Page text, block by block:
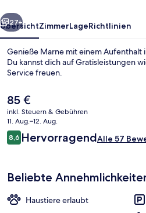
Weiter
27+
ÜbersichtZimmerLageRichtlinien
Genieße Marne mit einem Aufenthalt
Du kannst dich auf Gratisleistungen
Service freuen.
Der
aktuelle
Preis
beträgt
85 €.
85 €
inkl. Steuern & Gebühren
11. Aug.–12. Aug.
Bewertungen
8,68,6 von 10.
HervorragendAlle 57
Beliebte
Haustiere erlaubt